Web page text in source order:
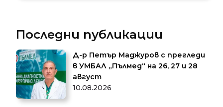
Последни публикации
Д-р Петър Маджуров с прегледи
в УМБАЛ „Пълмед“ на 26, 27 и 28
август
10.08.2026